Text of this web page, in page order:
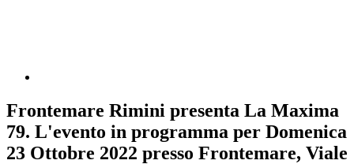
Frontemare Rimini presenta La Maxima
79. L'evento in programma per Domenica
23 Ottobre 2022 presso Frontemare, Viale